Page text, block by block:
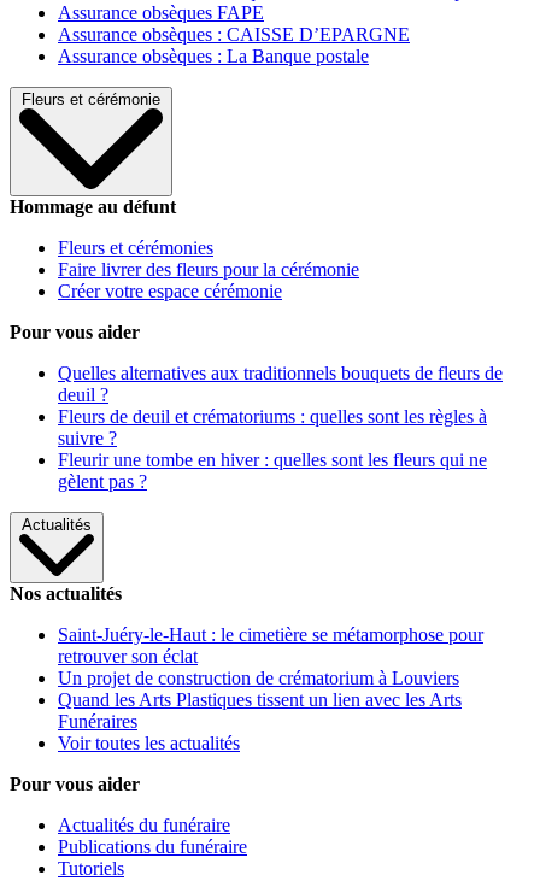
Assurance obsèques FAPE
Assurance obsèques : CAISSE D’EPARGNE
Assurance obsèques : La Banque postale
Fleurs et cérémonie
Hommage au défunt
Fleurs et cérémonies
Faire livrer des fleurs pour la cérémonie
Créer votre espace cérémonie
Pour vous aider
Quelles alternatives aux traditionnels bouquets de fleurs de
deuil ?
Fleurs de deuil et crématoriums : quelles sont les règles à
suivre ?
Fleurir une tombe en hiver : quelles sont les fleurs qui ne
gèlent pas ?
Actualités
Nos actualités
Saint-Juéry-le-Haut : le cimetière se métamorphose pour
retrouver son éclat
Un projet de construction de crématorium à Louviers
Quand les Arts Plastiques tissent un lien avec les Arts
Funéraires
Voir toutes les actualités
Pour vous aider
Actualités du funéraire
Publications du funéraire
Tutoriels